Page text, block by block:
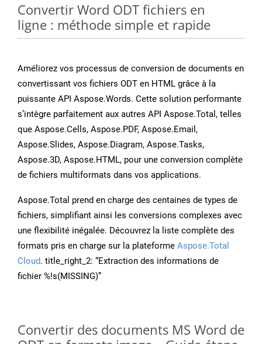
Convertir Word ODT fichiers en
ligne : méthode simple et rapide
Améliorez vos processus de conversion de documents en
convertissant vos fichiers ODT en HTML grâce à la
puissante API Aspose.Words. Cette solution performante
s’intègre parfaitement aux autres API Aspose.Total, telles
que Aspose.Cells, Aspose.PDF, Aspose.Email,
Aspose.Slides, Aspose.Diagram, Aspose.Tasks,
Aspose.3D, Aspose.HTML, pour une conversion complète
de fichiers multiformats dans vos applications.
Aspose.Total prend en charge des centaines de types de
fichiers, simplifiant ainsi les conversions complexes avec
une flexibilité inégalée. Découvrez la liste complète des
formats pris en charge sur la plateforme Aspose.Total
Cloud. title_right_2: “Extraction des informations de
fichier %!s(MISSING)”
Convertir des documents MS Word de